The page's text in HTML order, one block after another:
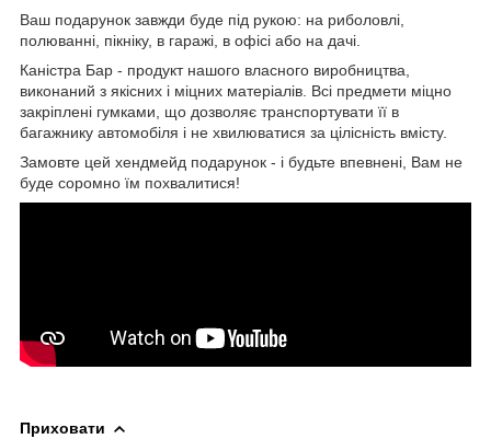
Ваш подарунок завжди буде під рукою: на риболовлі,
полюванні, пікніку, в гаражі, в офісі або на дачі.
Каністра Бар - продукт нашого власного виробництва,
виконаний з якісних і міцних матеріалів. Всі предмети міцно
закріплені гумками, що дозволяє транспортувати її в
багажнику автомобіля і не хвилюватися за цілісність вмісту.
Замовте цей хендмейд подарунок - і будьте впевнені, Вам не
буде соромно їм похвалитися!
Приховати